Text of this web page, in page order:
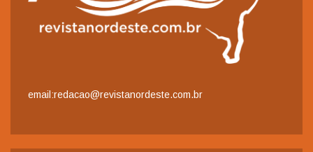
email:redacao@revistanordeste.com.br